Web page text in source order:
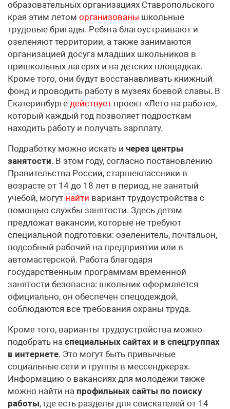
образовательных организациях Ставропольского
края этим летом организованы школьные
трудовые бригады. Ребята благоустраивают и
озеленяют территории, а также занимаются
организацией досуга младших школьников в
пришкольных лагерях и на детских площадках.
Кроме того, они будут восстанавливать книжный
фонд и проводить работу в музеях боевой славы. В
Екатеринбурге действует проект «Лето на работе»,
который каждый год позволяет подросткам
находить работу и получать зарплату.
Подработку можно искать и через центры
занятости. В этом году, согласно постановлению
Правительства России, старшеклассники в
возрасте от 14 до 18 лет в период, не занятый
учебой, могут найти вариант трудоустройства с
помощью службы занятости. Здесь детям
предложат вакансии, которые не требуют
специальной подготовки: озеленитель, почтальон,
подсобный рабочий на предприятии или в
автомастерской. Работа благодаря
государственным программам временной
занятости безопасна: школьник оформляется
официально, он обеспечен спецодеждой,
соблюдаются все требования охраны труда.
Кроме того, варианты трудоустройства можно
подобрать на специальных сайтах и в спецгруппах
в интернете. Это могут быть привычные
социальные сети и группы в мессенджерах.
Информацию о вакансиях для молодежи также
можно найти на профильных сайты по поиску
работы, где есть разделы для соискателей от 14